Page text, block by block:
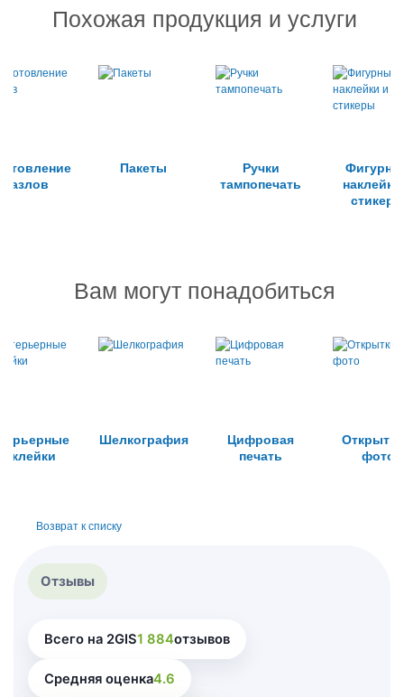
Похожая продукция и услуги
пазлов
Пакеты
Ручки
тампопечать
стикеры
Вам могут понадобиться
Шелкография
Цифровая
печать
фото
Возврат к списку
Отзывы
Всего на 2GIS1 884отзывов
Средняя оценка4.6